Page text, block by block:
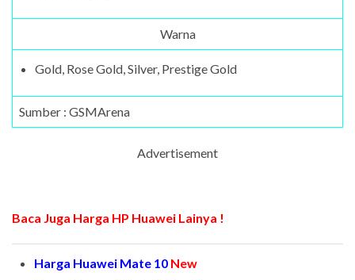
Warna
Gold, Rose Gold, Silver, Prestige Gold
Sumber : GSMArena
Advertisement
Baca Juga Harga HP Huawei Lainya !
Harga Huawei Mate 10 New